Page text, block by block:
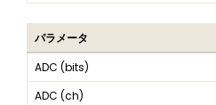
パラメータ
ADC (bits)
ADC (ch)